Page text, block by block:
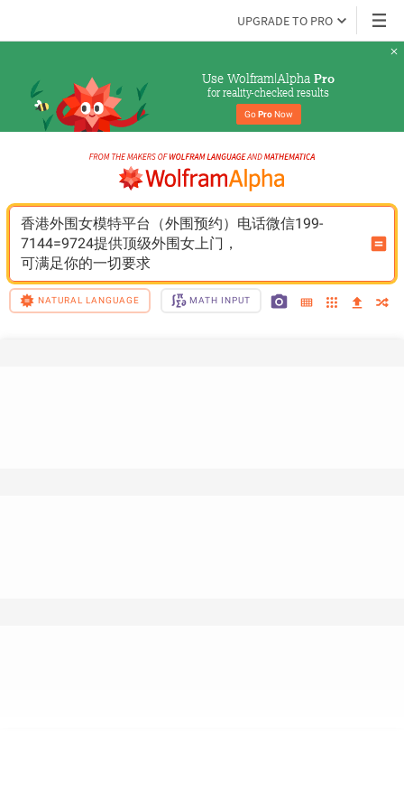
UPGRADE TO PRO
Use Wolfram|Alpha Pro
for reality-checked results
Go Pro Now
香港外围女模特平台（外围预约）电话微信199-
7144=9724提供顶级外围女上门，
可满足你的一切要求
NATURAL LANGUAGE MATH INPUT